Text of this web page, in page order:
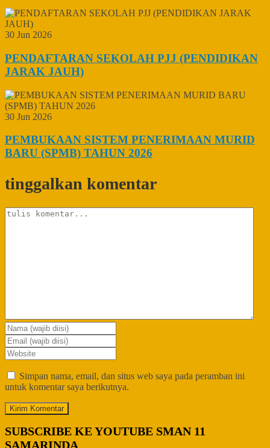
30 Jun 2026
PENDAFTARAN SEKOLAH PJJ (PENDIDIKAN
JARAK JAUH)
30 Jun 2026
PEMBUKAAN SISTEM PENERIMAAN MURID
BARU (SPMB) TAHUN 2026
tinggalkan komentar
Simpan nama, email, dan situs web saya pada peramban ini
untuk komentar saya berikutnya.
SUBSCRIBE KE YOUTUBE SMAN 11
SAMARINDA